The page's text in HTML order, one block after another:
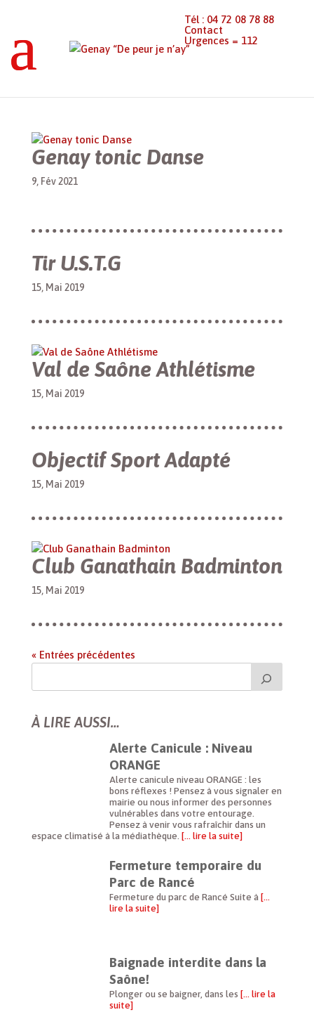
Tél : 04 72 08 78 88
Contact
Urgences = 112
Genay tonic Danse
9, Fév 2021
Tir U.S.T.G
15, Mai 2019
Val de Saône Athlétisme
15, Mai 2019
Objectif Sport Adapté
15, Mai 2019
Club Ganathain Badminton
15, Mai 2019
« Entrées précédentes
À LIRE AUSSI…
Alerte Canicule : Niveau
ORANGE
Alerte canicule niveau ORANGE : les
bons réflexes ! Pensez à vous signaler en
mairie ou nous informer des personnes
vulnérables dans votre entourage.
Pensez à venir vous rafraîchir dans un
espace climatisé à la médiathèque. [… lire la suite]
Fermeture temporaire du
Parc de Rancé
Fermeture du parc de Rancé Suite à[…
lire la suite]
Baignade interdite dans la
Saône!
Plonger ou se baigner, dans les[… lire la
suite]